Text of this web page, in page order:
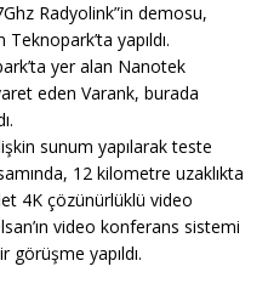
Radyolink”in demosu,
Teknopark’ta yapıldı.
yer alan Nanotek
eden Varank, burada
sunum yapılarak teste
12 kilometre uzaklıkta
4K çözünürlüklü video
video konferans sistemi
görüşme yapıldı.